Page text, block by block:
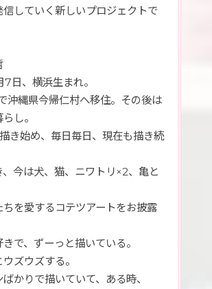
信していく新しいプロジェクトで
日、横浜生まれ。
沖縄県今帰仁村へ移住。その後は
し。
き始め、毎日毎日、現在も描き続
今は犬、猫、ニワトリ×2、亀と
ちを愛するコテツアートをお披露
で、ずーっと描いている。
ズウズする。
かりで描いていて、ある時、